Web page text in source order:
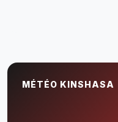
MÉTÉO KINSHASA